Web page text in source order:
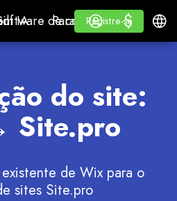
IA
IA de contabilidade
de contabilidade
Para
Para Revendedores
WHITE LABEL
Aprender
Aprender
Registre-se
Registre-se
Iniciar Sessão
$
$
do site:
Site.pro
de Wix para o
sites Site.pro